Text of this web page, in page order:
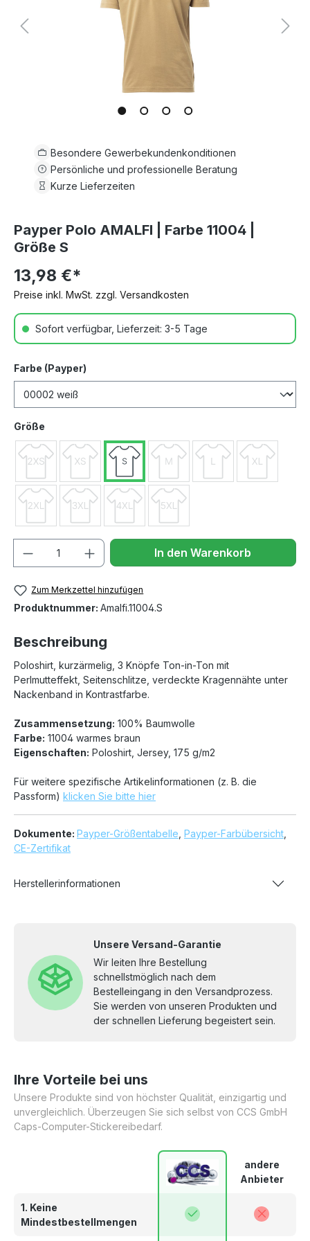
Besondere Gewerbekundenkonditionen
Persönliche und professionelle Beratung
Kurze Lieferzeiten
Payper Polo AMALFI | Farbe 11004 |
Größe S
13,98 €*
Preise inkl. MwSt. zzgl. Versandkosten
Sofort verfügbar, Lieferzeit: 3-5 Tage
Farbe (Payper)
Größe
In den Warenkorb
Zum Merkzettel hinzufügen
Produktnummer: Amalfi.11004.S
Beschreibung
Poloshirt, kurzärmelig, 3 Knöpfe Ton-in-Ton mit
Perlmutteffekt, Seitenschlitze, verdeckte Kragennähte unter
Nackenband in Kontrastfarbe.
Zusammensetzung: 100% Baumwolle
Farbe: 11004 warmes braun
Eigenschaften: Poloshirt, Jersey, 175 g/m2
Für weitere spezifische Artikelinformationen (z. B. die
Passform) klicken Sie bitte hier
Dokumente: Payper-Größentabelle Payper-Farbübersicht
CE-Zertifikat
Herstellerinformationen
Unsere Versand-Garantie
Wir leiten Ihre Bestellung
schnellstmöglich nach dem
Bestelleingang in den Versandprozess.
Sie werden von unseren Produkten und
der schnellen Lieferung begeistert sein.
Ihre Vorteile bei uns
Unsere Produkte sind von höchster Qualität, einzigartig und
unvergleichlich. Überzeugen Sie sich selbst von CCS GmbH
Caps-Computer-Stickereibedarf.
andere
Anbieter
1. Keine
Mindestbestellmengen